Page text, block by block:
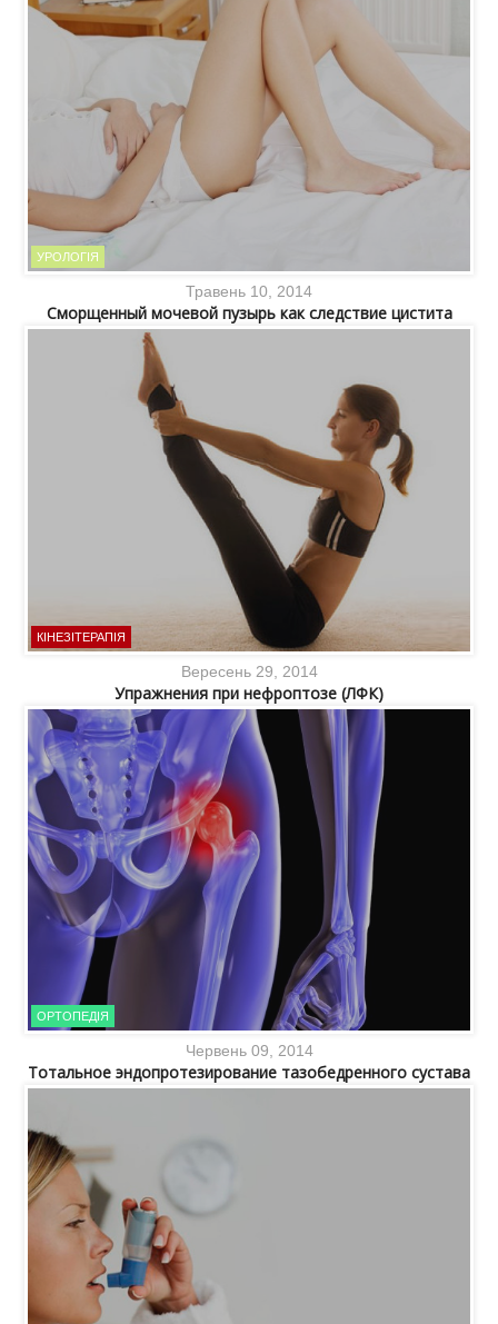
УРОЛОГІЯ
Травень 10, 2014
Сморщенный мочевой пузырь как следствие цистита
КІНЕЗІТЕРАПІЯ
Вересень 29, 2014
Упражнения при нефроптозе (ЛФК)
ОРТОПЕДІЯ
Червень 09, 2014
Тотальное эндопротезирование тазобедренного сустава